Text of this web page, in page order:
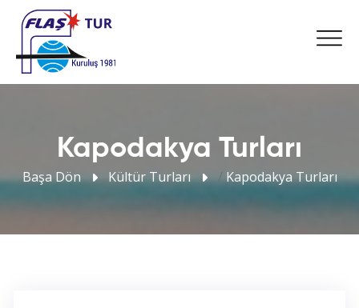
Kapodakya Turları
Başa Dön Kültür Turları /Kapodakya Turları